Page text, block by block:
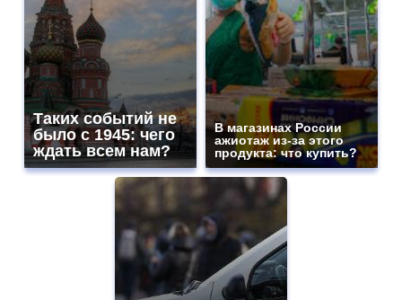
Таких событий не
было с 1945: чего
ждать всем нам?
В магазинах России
ажиотаж из-за этого
продукта: что купить?